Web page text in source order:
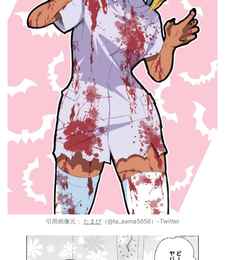
引用画像元： たまび （@ta_aama5656）-Twitter